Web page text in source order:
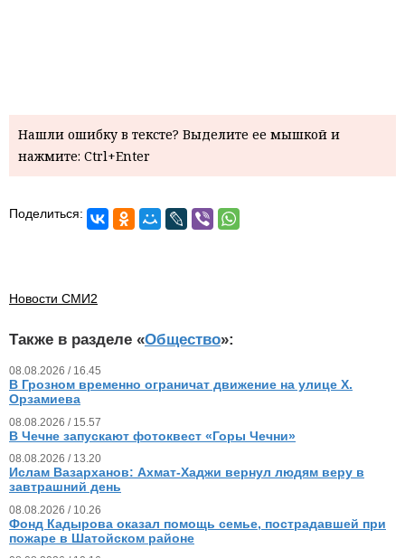
Нашли ошибку в тексте? Выделите ее мышкой и
нажмите: Ctrl+Enter
Поделиться:
Новости СМИ2
Также в разделе «Общество»:
08.08.2026 / 16.45
В Грозном временно ограничат движение на улице Х.
Орзамиева
08.08.2026 / 15.57
В Чечне запускают фотоквест «Горы Чечни»
08.08.2026 / 13.20
Ислам Вазарханов: Ахмат-Хаджи вернул людям веру в
завтрашний день
08.08.2026 / 10.26
Фонд Кадырова оказал помощь семье, пострадавшей при
пожаре в Шатойском районе